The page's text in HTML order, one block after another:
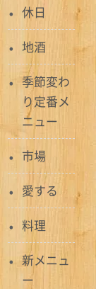
休日
地酒
季節変わ
り定番メ
ニュー
市場
愛する
料理
新メニュ
ー